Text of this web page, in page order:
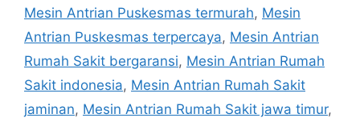
Mesin Antrian Puskesmas termurah, Mesin
Antrian Puskesmas terpercaya, Mesin Antrian
Rumah Sakit bergaransi, Mesin Antrian Rumah
Sakit indonesia, Mesin Antrian Rumah Sakit
jaminan, Mesin Antrian Rumah Sakit jawa timur,